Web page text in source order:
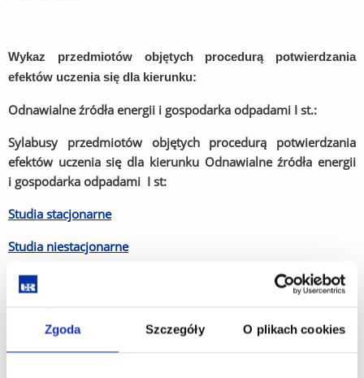
Zgoda Szczegóły O plikach cookies
Wykaz przedmiotów objętych procedurą potwierdzania
efektów uczenia się dla kierunku:
Odnawialne źródła energii i gospodarka odpadami I st.:
Sylabusy przedmiotów objętych procedurą potwierdzania
efektów uczenia się dla kierunku Odnawialne źródła energii
i gospodarka odpadami I st:
Studia stacjonarne
Studia niestacjonarne
1. Podstawy ekonomii.